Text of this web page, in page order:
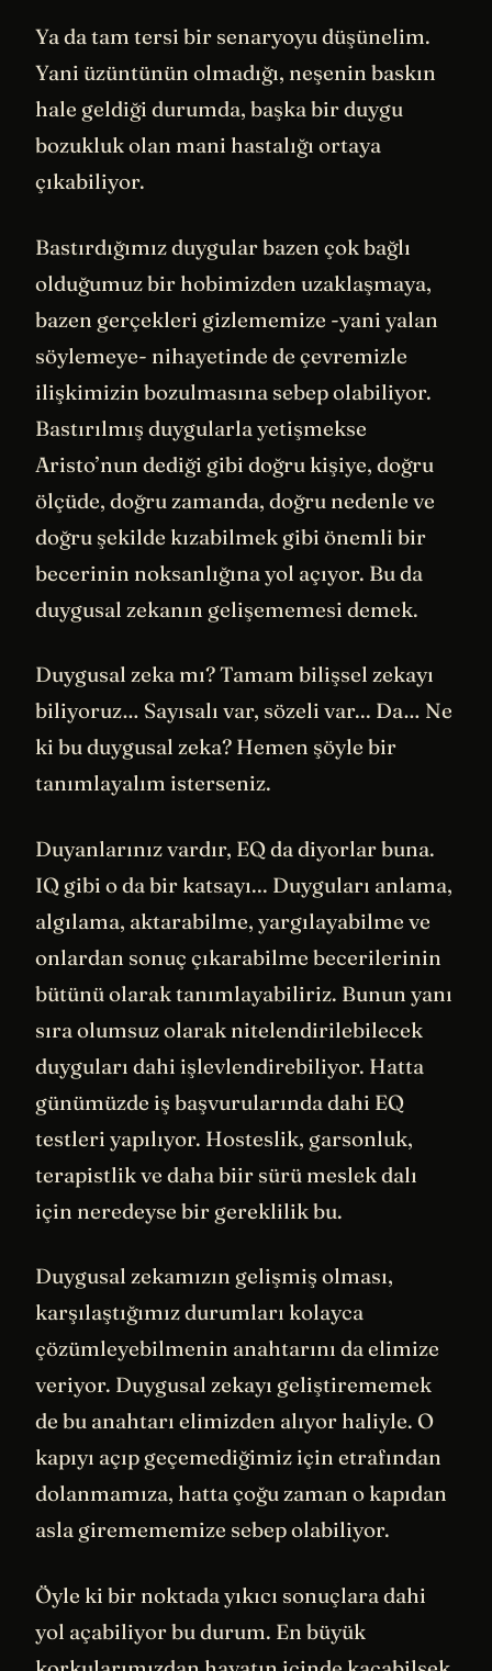
Ya da tam tersi bir senaryoyu düşünelim.
Yani üzüntünün olmadığı, neşenin baskın
hale geldiği durumda, başka bir duygu
bozukluk olan mani hastalığı ortaya
çıkabiliyor.
Bastırdığımız duygular bazen çok bağlı
olduğumuz bir hobimizden uzaklaşmaya,
bazen gerçekleri gizlememize -yani yalan
söylemeye- nihayetinde de çevremizle
ilişkimizin bozulmasına sebep olabiliyor.
Bastırılmış duygularla yetişmekse
Aristo’nun dediği gibi doğru kişiye, doğru
ölçüde, doğru zamanda, doğru nedenle ve
doğru şekilde kızabilmek gibi önemli bir
becerinin noksanlığına yol açıyor. Bu da
duygusal zekanın gelişememesi demek.
Duygusal zeka mı? Tamam bilişsel zekayı
biliyoruz… Sayısalı var, sözeli var... Da… Ne
ki bu duygusal zeka? Hemen şöyle bir
tanımlayalım isterseniz.
Duyanlarınız vardır, EQ da diyorlar buna.
IQ gibi o da bir katsayı... Duyguları anlama,
algılama, aktarabilme, yargılayabilme ve
onlardan sonuç çıkarabilme becerilerinin
bütünü olarak tanımlayabiliriz. Bunun yanı
sıra olumsuz olarak nitelendirilebilecek
duyguları dahi işlevlendirebiliyor. Hatta
günümüzde iş başvurularında dahi EQ
testleri yapılıyor. Hosteslik, garsonluk,
terapistlik ve daha biir sürü meslek dalı
için neredeyse bir gereklilik bu.
Duygusal zekamızın gelişmiş olması,
karşılaştığımız durumları kolayca
çözümleyebilmenin anahtarını da elimize
veriyor. Duygusal zekayı geliştirememek
de bu anahtarı elimizden alıyor haliyle. O
kapıyı açıp geçemediğimiz için etrafından
dolanmamıza, hatta çoğu zaman o kapıdan
asla giremememize sebep olabiliyor.
Öyle ki bir noktada yıkıcı sonuçlara dahi
yol açabiliyor bu durum. En büyük